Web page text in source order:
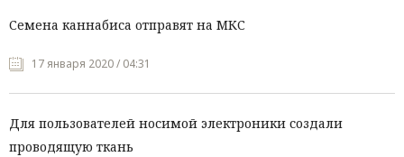
Семена каннабиса отправят на МКС
17 января 2020 / 04:31
Для пользователей носимой электроники создали
проводящую ткань